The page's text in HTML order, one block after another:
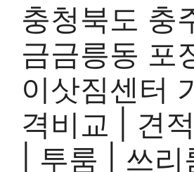
충청북도 충
금금릉동 포
이삿짐센터
격비교 | 견
| 투룸 | 쓰